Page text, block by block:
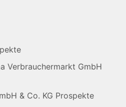
Verbrauchermarkt GmbH
& Co. KG Prospekte